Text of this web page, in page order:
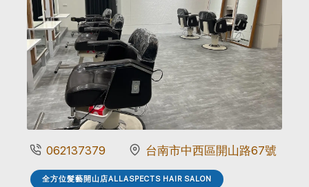
062137379 台南市中西區開山路67號
全方位髮藝開山店ALLASPECTS HAIR SALON